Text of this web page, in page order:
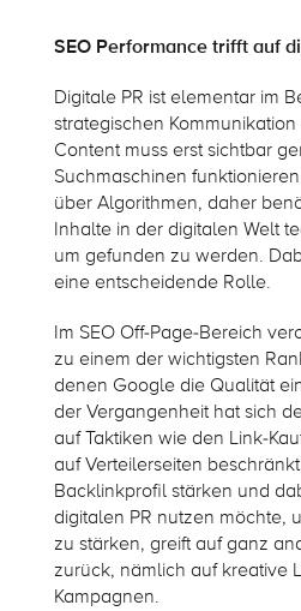
SEO Performance trifft auf
Digitale PR ist elementar im
strategischen
Content muss erst sichtbar
Suchmaschinen
über Algorithmen, daher
Inhalte in der digitalen Welt
um gefunden zu werden.
eine entscheidende Rolle.
Im SEO Off-Page-Bereich
zu einem der wichtigsten
denen Google die Qualität
der Vergangenheit hat sich
auf Taktiken wie den Link-
auf Verteilerseiten
Backlinkprofil stärken und
digitalen PR nutzen möchte,
zu stärken, greift auf ganz
zurück, nämlich auf kreative
Kampagnen.